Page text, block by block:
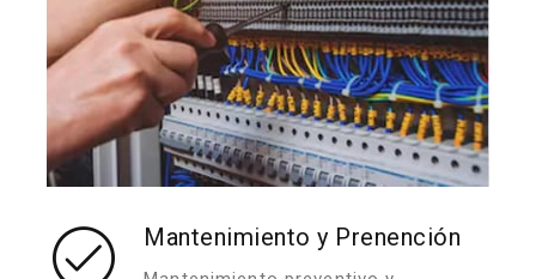
Mantenimiento y Prenención